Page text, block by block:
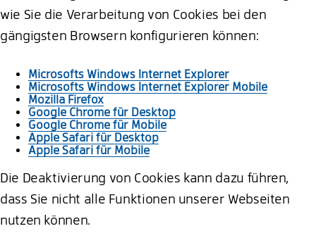
wie Sie die Verarbeitung von Cookies bei den
gängigsten Browsern konfigurieren können:
Microsofts Windows Internet Explorer
Microsofts Windows Internet Explorer Mobile
Mozilla Firefox
Google Chrome für Desktop
Google Chrome für Mobile
Apple Safari für Desktop
Apple Safari für Mobile
Die Deaktivierung von Cookies kann dazu führen,
dass Sie nicht alle Funktionen unserer Webseiten
nutzen können.